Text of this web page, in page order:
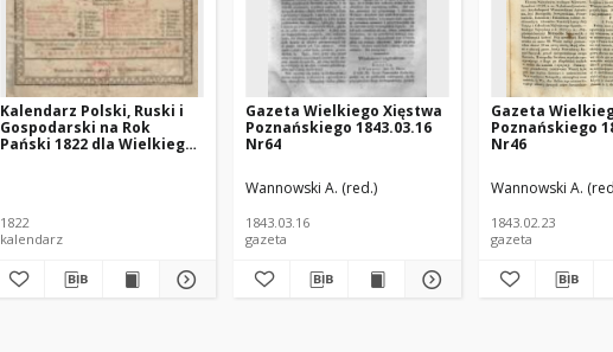
Joanna Konopińska (1925 -1996; Poznań) - polska pisarka; https://pl.wikipedia.org/wiki/
Kalendarz Polski, Ruski i
Gospodarski na Rok
Pański 1822 dla Wielkiego
1822
kalendarz
Gazeta Wielkiego Xięstwa
Poznańskiego 1843.03.16
Nr64
Wannowski A. (red.)
1843.03.16
gazeta
Gazeta
Poznańskiego
Nr46
Wannowski A.
1843.02.23
gazeta